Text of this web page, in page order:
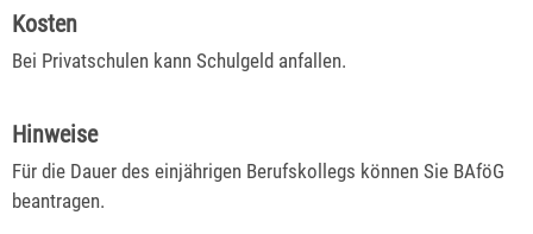
Kosten
Bei Privatschulen kann Schulgeld anfallen.
Hinweise
Für die Dauer des einjährigen Berufskollegs können Sie BAföG
beantragen.